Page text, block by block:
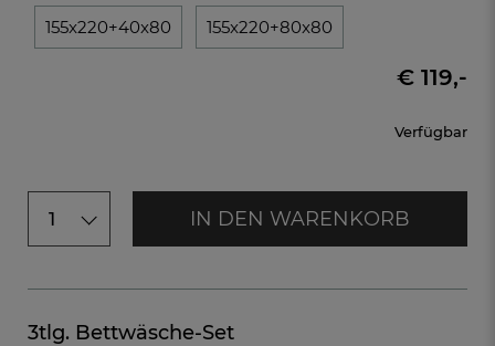
155x220+40x80 155x220+80x80
Verfügbar
€ 119,-
1 IN DEN WARENKORB
3tlg. Bettwäsche-Set